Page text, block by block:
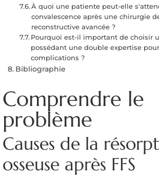
À quoi une patiente peut-elle
convalescence après une chirurgie
reconstructive avancée ?
Pourquoi est-il important de choisir
possédant une double expertise
complications ?
Bibliographie
Comprendre le
problème
Causes de la
osseuse après FFS